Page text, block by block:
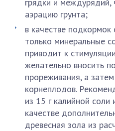
аэрацию грунта;
в качестве подкормок
только минеральные
приводит к
желательно вносить
прореживания, а
корнеплодов.
из 15 г калийной
качестве
древесная зола из